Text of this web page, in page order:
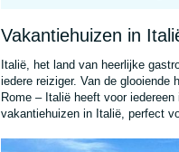
Vakantiehuizen in
Italië, het land van heerlijke
iedere reiziger. Van de
Rome – Italië heeft voor
vakantiehuizen in Italië, perfect